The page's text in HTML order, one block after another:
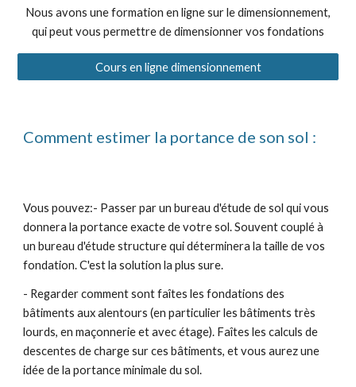
Nous avons une formation en ligne sur le dimensionnement,
qui peut vous permettre de dimensionner vos fondations
Cours en ligne dimensionnement
Comment estimer la portance de son sol :
Vous pouvez:- Passer par un bureau d'étude de sol qui vous
donnera la portance exacte de votre sol. Souvent couplé à
un bureau d'étude structure qui déterminera la taille de vos
fondation. C'est la solution la plus sure.
- Regarder comment sont faîtes les fondations des
bâtiments aux alentours (en particulier les bâtiments très
lourds, en maçonnerie et avec étage). Faîtes les calculs de
descentes de charge sur ces bâtiments, et vous aurez une
idée de la portance minimale du sol.